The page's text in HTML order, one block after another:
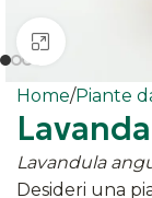
Clicca
Home Piante
Lavandula
Desideri una